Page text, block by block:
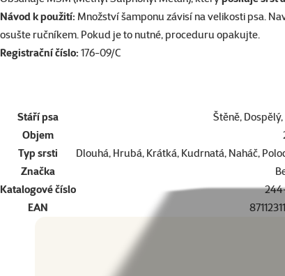
Návod k použití: Množství šamponu závisí na velikosti psa.
osušte ručníkem. Pokud je to nutné, proceduru opakujte.
Registrační číslo: 176-09/C
Stáří psa
Štěně,
Objem
Typ srsti
Dlouhá, Hrubá, Krátká, Kudrnatá, Naháč,
Značka
Katalogové číslo
EAN
Dopřejte vašemu mazlíčkovi to nejlepší